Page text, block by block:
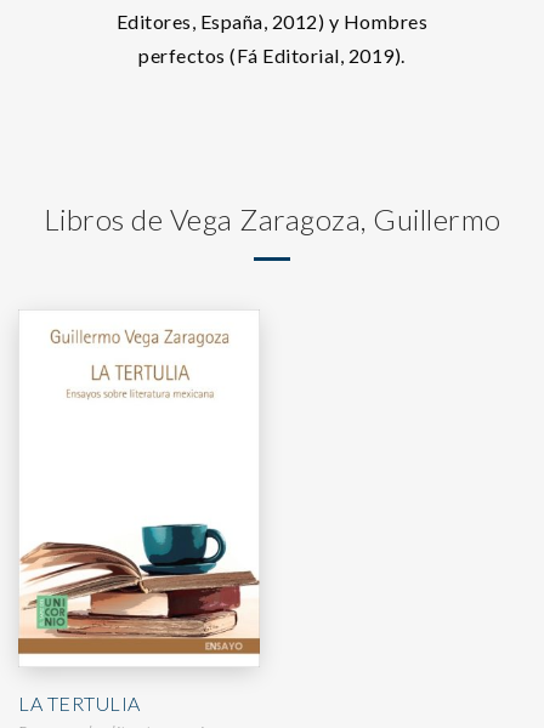
Editores, España, 2012) y Hombres
perfectos (Fá Editorial, 2019).
Libros de Vega Zaragoza, Guillermo
LA TERTULIA